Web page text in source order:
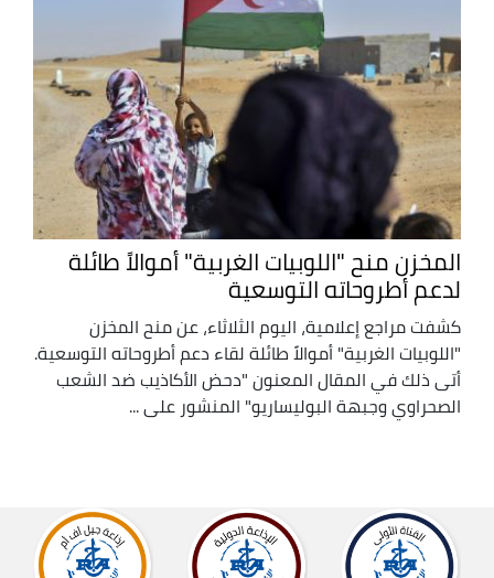
المخزن منح "اللوبيات الغربية" أموالاً طائلة
لدعم أطروحاته التوسعية
كشفت مراجع إعلامية، اليوم الثلاثاء، عن منح المخزن
"اللوبيات الغربية" أموالاً طائلة لقاء دعم أطروحاته التوسعية.
أتى ذلك في المقال المعنون "دحض الأكاذيب ضد الشعب
الصحراوي وجبهة البوليساريو" المنشور على ...